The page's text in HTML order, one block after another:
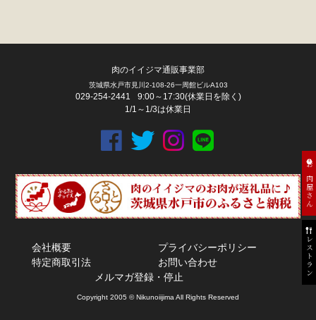
お肉屋さん
レストラン
肉のイイジマ通販事業部
茨城県水戸市見川2-108-26一周館ビルA103
029-254-2441
9:00～17:30(休業日を除く)
1/1～1/3は休業日
会社概要
プライバシーポリシー
特定商取引法
お問い合わせ
メルマガ登録・停止
Copyright 2005 © Nikunoiijima All Rights Reserved